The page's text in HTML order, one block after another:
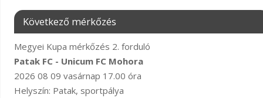
Következő mérkőzés
Megyei Kupa mérkőzés 2. forduló
Patak FC - Unicum FC Mohora
2026 08 09 vasárnap 17.00 óra
Helyszín: Patak, sportpálya